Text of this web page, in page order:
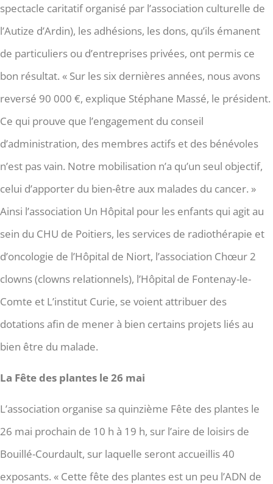
spectacle caritatif organisé par l’association culturelle de
l’Autize d’Ardin), les adhésions, les dons, qu’ils émanent
de particuliers ou d’entreprises privées, ont permis ce
bon résultat. « Sur les six dernières années, nous avons
reversé 90 000 €, explique Stéphane Massé, le président.
Ce qui prouve que l’engagement du conseil
d’administration, des membres actifs et des bénévoles
n’est pas vain. Notre mobilisation n’a qu’un seul objectif,
celui d’apporter du bien-être aux malades du cancer. »
Ainsi l’association Un Hôpital pour les enfants qui agit au
sein du CHU de Poitiers, les services de radiothérapie et
d’oncologie de l’Hôpital de Niort, l’association Chœur 2
clowns (clowns relationnels), l’Hôpital de Fontenay-le-
Comte et L’institut Curie, se voient attribuer des
dotations afin de mener à bien certains projets liés au
bien être du malade.
La Fête des plantes le 26 mai
L’association organise sa quinzième Fête des plantes le
26 mai prochain de 10 h à 19 h, sur l’aire de loisirs de
Bouillé-Courdault, sur laquelle seront accueillis 40
exposants. « Cette fête des plantes est un peu l’ADN de